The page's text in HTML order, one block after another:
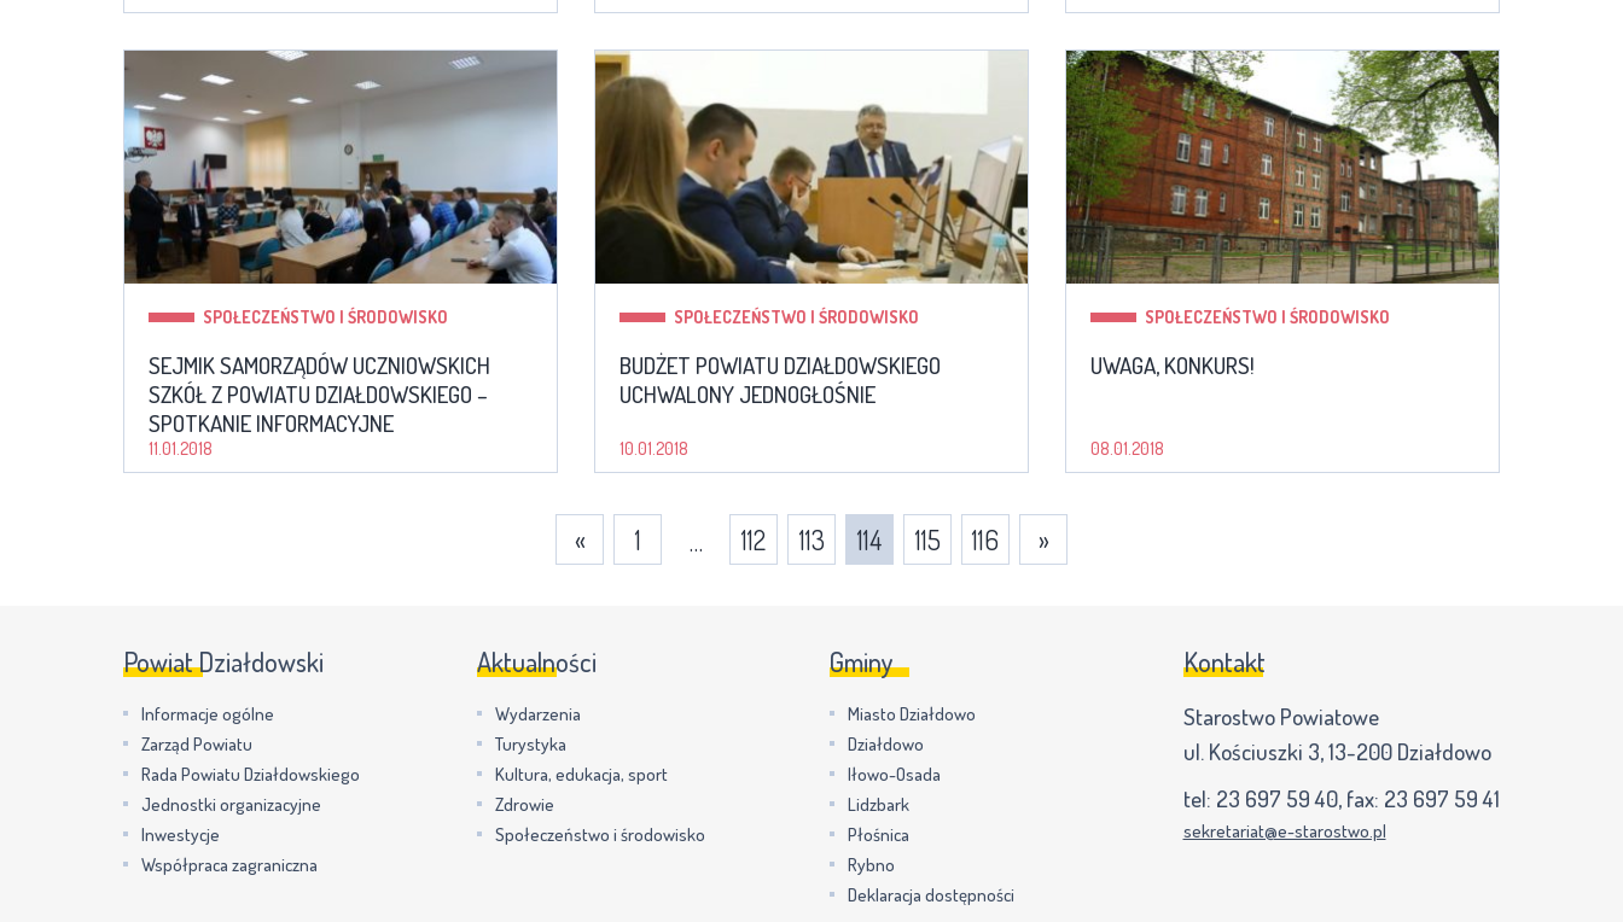
SPOŁECZEŃSTWO I ŚRODOWISKO
SEJMIK SAMORZĄDÓW UCZNIOWSKICH
SZKÓŁ Z POWIATU DZIAŁDOWSKIEGO –
SPOTKANIE INFORMACYJNE
11.01.2018
SPOŁECZEŃSTWO I ŚRODOWISKO
BUDŻET POWIATU DZIAŁDOWSKIEGO
UCHWALONY JEDNOGŁOŚNIE
10.01.2018
SPOŁECZEŃSTWO I ŚRODOWISKO
UWAGA, KONKURS!
08.01.2018
« 1 … 112 113 114 115 116 »
Powiat Działdowski
Informacje ogólne
Zarząd Powiatu
Rada Powiatu Działdowskiego
Jednostki organizacyjne
Inwestycje
Współpraca zagraniczna
Aktualności
Wydarzenia
Turystyka
Kultura, edukacja, sport
Zdrowie
Społeczeństwo i środowisko
Gminy
Miasto Działdowo
Działdowo
Iłowo-Osada
Lidzbark
Płośnica
Rybno
Deklaracja dostępności
Kontakt
Starostwo Powiatowe
ul. Kościuszki 3, 13-200 Działdowo
tel: 23 697 59 40, fax: 23 697 59 41
sekretariat@e-starostwo.pl